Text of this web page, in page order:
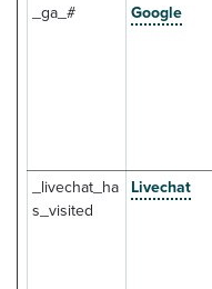
_ga_# Google
_livechat_ha
s_visited
Livechat